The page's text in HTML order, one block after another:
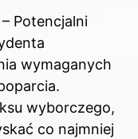
– Potencjalni
wymaganych
wyborczego,
co najmniej